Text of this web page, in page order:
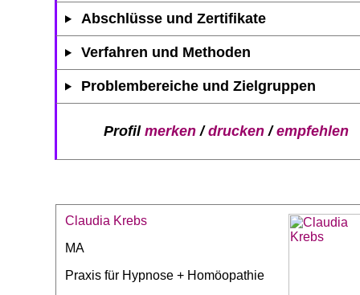
Abschlüsse und Zertifikate
Verfahren und Methoden
Problembereiche und Zielgruppen
Profil merken/drucken/empfehlen
Claudia Krebs
MA
Praxis für Hypnose + Homöopathie